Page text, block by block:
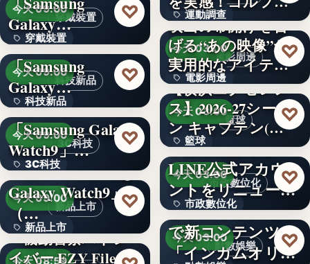
文字
穿戴裝置
今天 09:00
穿戴裝置
文字
Galaxy…
♡
科技新品
今天 09:00
科技新品
文字
＜ソフトバンク＞
「Samsung
Galaxy…
♡
3C科技
今天 09:00
3C科技
文字
＜ドコモ＞
「Samsung Galaxy
Watch9」…
♡
新品上市
今天 09:00
新品上市
文字
＜au＞「Samsung
Galaxy Watch9」
（…
♡
今天 08:59
『機動警察パトレ
イバー EZY File 2』
運動調查
34%
始め…
電影周邊
今天 03:00
電影周邊
75
映画の幕開けを告
げる“あの映像”が
実用的なアイテム
に！「…
♡
籃球
今天 03:00
籃球
3
【横浜エクセレン
ス】2026-27シーズ
ン キャプテン(…
♡
市政數位化
今天 03:00
市政數位化
文字
千葉県茂原市が
LINE公式アカウ
ントをリニューア
ル！プレ…
♡
點數娛樂
今天 03:00
ポイントインカム
で新コンテンツ
「インカムオリ
♡